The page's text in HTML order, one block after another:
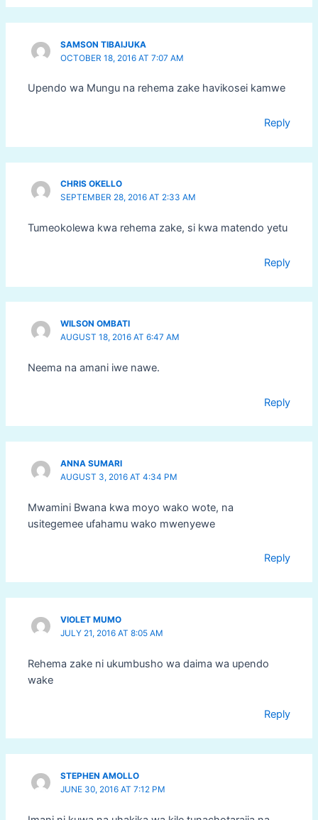
SAMSON TIBAIJUKA
OCTOBER 18, 2016 AT 7:07 AM
Upendo wa Mungu na rehema zake havikosei kamwe
Reply
CHRIS OKELLO
SEPTEMBER 28, 2016 AT 2:33 AM
Tumeokolewa kwa rehema zake, si kwa matendo yetu
Reply
WILSON OMBATI
AUGUST 18, 2016 AT 6:47 AM
Neema na amani iwe nawe.
Reply
ANNA SUMARI
AUGUST 3, 2016 AT 4:34 PM
Mwamini Bwana kwa moyo wako wote, na
usitegemee ufahamu wako mwenyewe
Reply
VIOLET MUMO
JULY 21, 2016 AT 8:05 AM
Rehema zake ni ukumbusho wa daima wa upendo
wake
Reply
STEPHEN AMOLLO
JUNE 30, 2016 AT 7:12 PM